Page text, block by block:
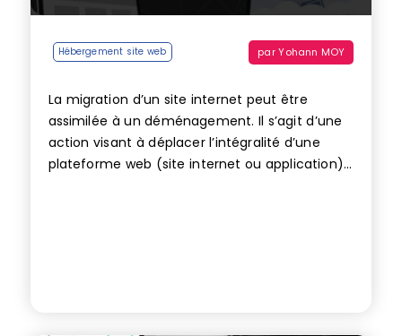
Hébergement site web parYohann MOY
La migration d’un site internet peut être
assimilée à un déménagement. Il s’agit d’une
action visant à déplacer l’intégralité d’une
plateforme web (site internet ou application)...